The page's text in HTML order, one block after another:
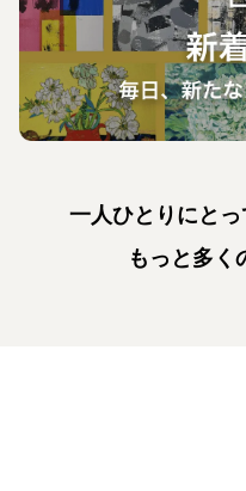
一人ひとりにと
もっと多く